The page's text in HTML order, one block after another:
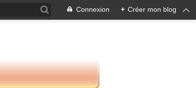
Connexion + Créer mon blog